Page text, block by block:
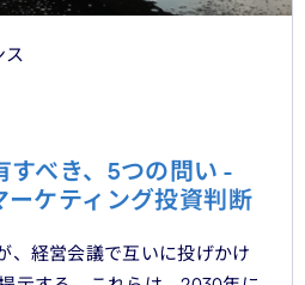
ス
すべき、5つの問い -
ケティング投資判断
、経営会議で互いに投げかけ